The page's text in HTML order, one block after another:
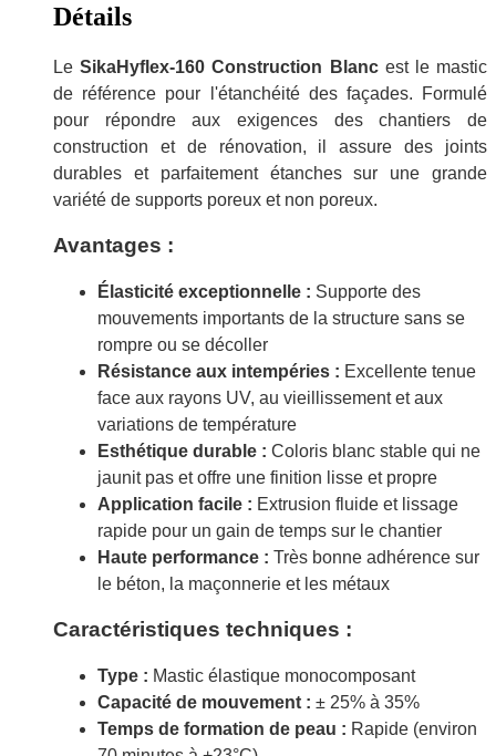
Détails
LeSikaHyflex-160 Construction Blancest le mastic
de référence pour l'étanchéité des façades. Formulé
pour répondre aux exigences des chantiers de
construction et de rénovation, il assure des joints
durables et parfaitement étanches sur une grande
variété de supports poreux et non poreux.
Avantages :
Élasticité exceptionnelle : Supporte des
mouvements importants de la structure sans se
rompre ou se décoller
Résistance aux intempéries : Excellente tenue
face aux rayons UV, au vieillissement et aux
variations de température
Esthétique durable : Coloris blanc stable qui ne
jaunit pas et offre une finition lisse et propre
Application facile : Extrusion fluide et lissage
rapide pour un gain de temps sur le chantier
Haute performance : Très bonne adhérence sur
le béton, la maçonnerie et les métaux
Caractéristiques techniques :
Type : Mastic élastique monocomposant
Capacité de mouvement : ± 25% à 35%
Temps de formation de peau : Rapide (environ